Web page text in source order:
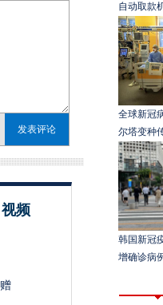
视频
自动取款
全球新冠
尔塔变种
韩国新冠
增确诊病